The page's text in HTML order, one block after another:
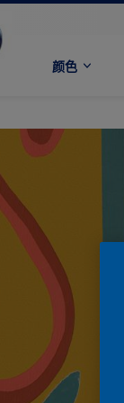
颜色